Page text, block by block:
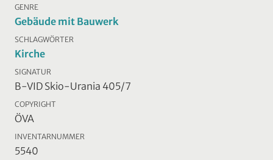
GENRE
Gebäude mit Bauwerk
SCHLAGWÖRTER
Kirche
SIGNATUR
B-VID Skio-Urania 405/7
COPYRIGHT
ÖVA
INVENTARNUMMER
5540